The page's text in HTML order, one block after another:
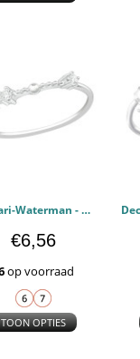
Januari-Waterman - 925 sterling zilver Ringen Zirconia PCJW38658
€6,56
op voorraad
TOON OPTIES